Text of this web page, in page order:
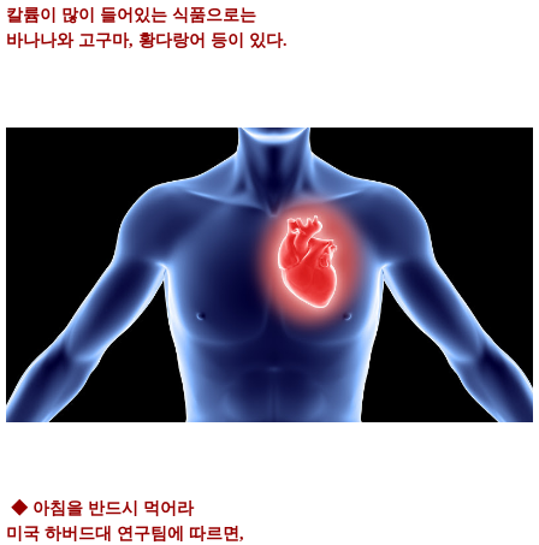
칼륨이 많이 들어있는 식품으로는
바나나와 고구마, 황다랑어 등이 있다.
◆ 아침을 반드시 먹어라
미국 하버드대 연구팀에 따르면,